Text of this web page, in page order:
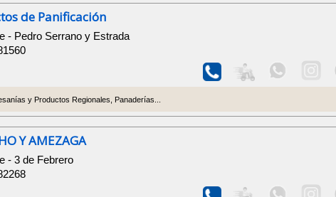
de Panificación
- Pedro Serrano y Estrada
y Productos Regionales, Panaderías...
Y AMEZAGA
- 3 de Febrero